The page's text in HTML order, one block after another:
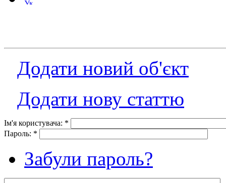
Додати новий об'єкт
Додати нову статтю
Ім'я користувача: *
Пароль: *
Забули пароль?